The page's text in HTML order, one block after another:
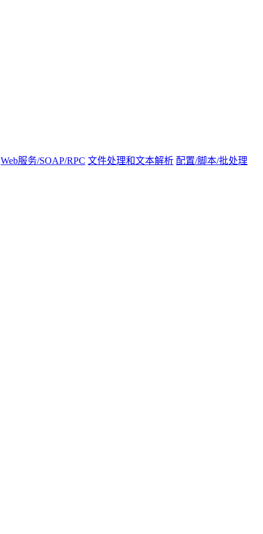
Web服务/SOAP/RPC 文件处理和文本解析 配置/脚本/批处理